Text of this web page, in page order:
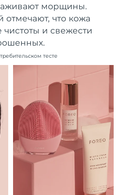
морщины.
отмечают, что кожа
и свежести
тесте
Ожидаемая дата доставки
8/8/26
Ожидаемая дата доставки
Ожидаемая дата доставки
Ожидаемая дата доставки
Ожидаемая дата доставки
8/8/26
Ожидаемая дата доставки
8/12/26
Ожидаемая дата доставки